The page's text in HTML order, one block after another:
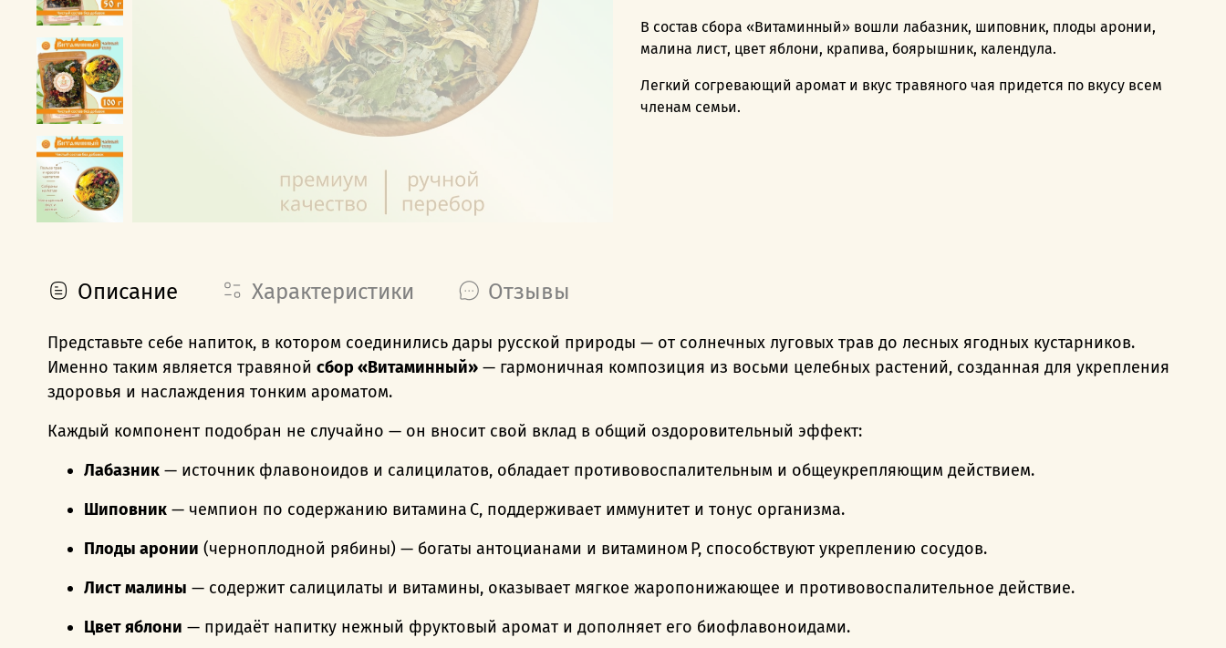
В состав сбора «Витаминный» вошли лабазник, шиповник, плоды аронии,
малина лист, цвет яблони, крапива, боярышник, календула.
Легкий согревающий аромат и вкус травяного чая придется по вкусу всем
членам семьи.
Описание Характеристики Отзывы
Представьте себе напиток, в котором соединились дары русской природы — от солнечных луговых трав до лесных ягодных кустарников.
Именно таким является травяной сбор «Витаминный» — гармоничная композиция из восьми целебных растений, созданная для укрепления
здоровья и наслаждения тонким ароматом.
Каждый компонент подобран не случайно — он вносит свой вклад в общий оздоровительный эффект:
Лабазник — источник флавоноидов и салицилатов, обладает противовоспалительным и общеукрепляющим действием.
Шиповник — чемпион по содержанию витамина C, поддерживает иммунитет и тонус организма.
Плоды аронии (черноплодной рябины) — богаты антоцианами и витамином P, способствуют укреплению сосудов.
Лист малины — содержит салицилаты и витамины, оказывает мягкое жаропонижающее и противовоспалительное действие.
Цвет яблони — придаёт напитку нежный фруктовый аромат и дополняет его биофлавоноидами.